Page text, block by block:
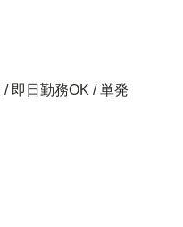
即日勤務OK / 単発